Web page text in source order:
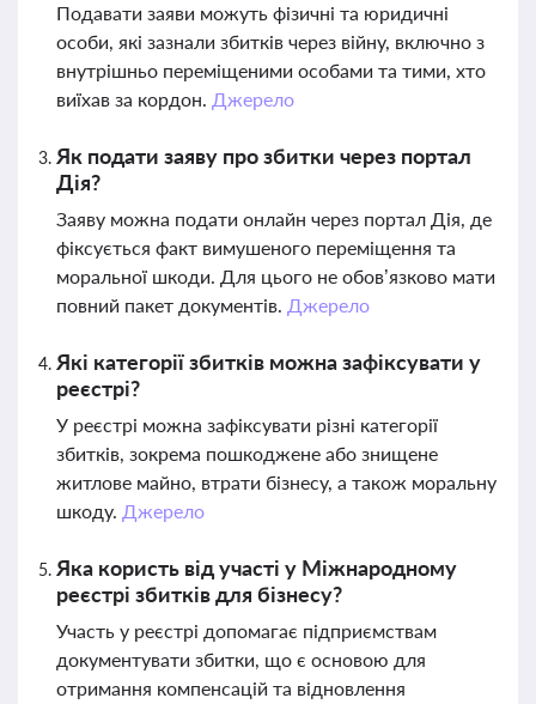
Подавати заяви можуть фізичні та юридичні
особи, які зазнали збитків через війну, включно з
внутрішньо переміщеними особами та тими, хто
виїхав за кордон. Джерело
Як подати заяву про збитки через портал
Дія?
Заяву можна подати онлайн через портал Дія, де
фіксується факт вимушеного переміщення та
моральної шкоди. Для цього не обов’язково мати
повний пакет документів. Джерело
Які категорії збитків можна зафіксувати у
реєстрі?
У реєстрі можна зафіксувати різні категорії
збитків, зокрема пошкоджене або знищене
житлове майно, втрати бізнесу, а також моральну
шкоду. Джерело
Яка користь від участі у Міжнародному
реєстрі збитків для бізнесу?
Участь у реєстрі допомагає підприємствам
документувати збитки, що є основою для
отримання компенсацій та відновлення